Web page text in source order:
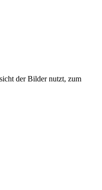
der Bilder nutzt, zum